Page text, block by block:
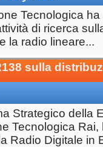
Tecnologica
di ricerca
la radio lineare...
sulla
Strategico della
Tecnologica
Radio Digitale in